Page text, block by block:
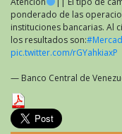
ponderado de las
instituciones bancarias. Al
los resultados son:
pic.twitter.com/rGYahkiaxP
— Banco Central de